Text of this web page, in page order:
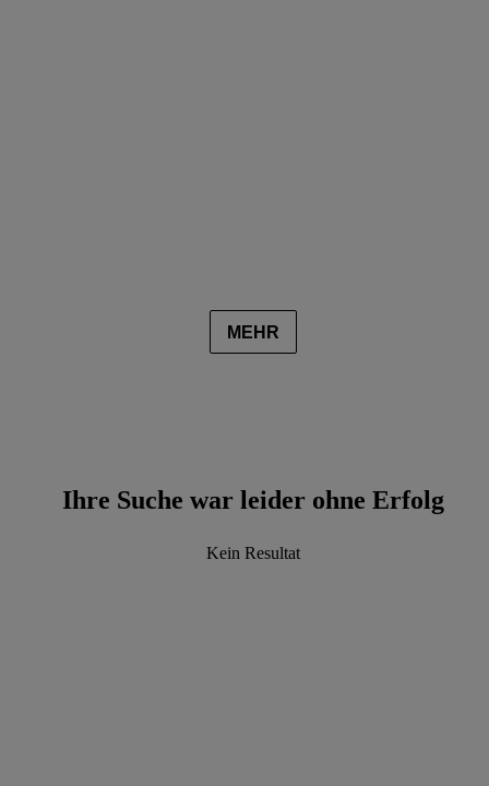
MEHR
Ihre Suche war leider ohne Erfolg
Kein Resultat